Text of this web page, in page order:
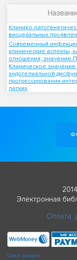
Клинико-
висцеральных
Современный
клинические аспекты,
отношения, значение
Клиническое значение
эндотелиальной
прогрессировании
легких
Электронная
Оплата,
Check passport